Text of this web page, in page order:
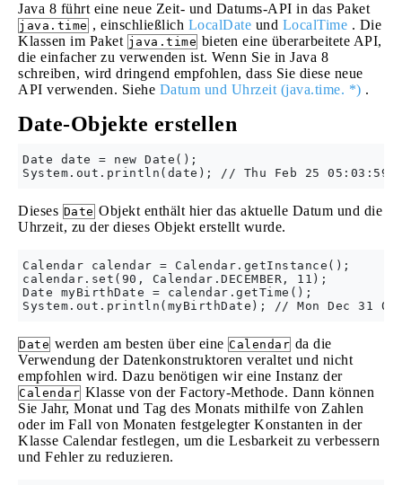
Java 8 führt eine neue Zeit- und Datums-API in das Paket
java.time , einschließlich LocalDate und LocalTime . Die
Klassen im Paket java.time bieten eine überarbeitete API,
die einfacher zu verwenden ist. Wenn Sie in Java 8
schreiben, wird dringend empfohlen, dass Sie diese neue
API verwenden. Siehe Datum und Uhrzeit (java.time. *) .
Date-Objekte erstellen
Date date = new Date();
Dieses Date Objekt enthält hier das aktuelle Datum und die
Uhrzeit, zu der dieses Objekt erstellt wurde.
Calendar calendar = Calendar.getInstance();
calendar.set(90, Calendar.DECEMBER, 11);
Date myBirthDate = calendar.getTime();
Date werden am besten über eine Calendar da die
Verwendung der Datenkonstruktoren veraltet und nicht
empfohlen wird. Dazu benötigen wir eine Instanz der
Calendar Klasse von der Factory-Methode. Dann können
Sie Jahr, Monat und Tag des Monats mithilfe von Zahlen
oder im Fall von Monaten festgelegter Konstanten in der
Klasse Calendar festlegen, um die Lesbarkeit zu verbessern
und Fehler zu reduzieren.